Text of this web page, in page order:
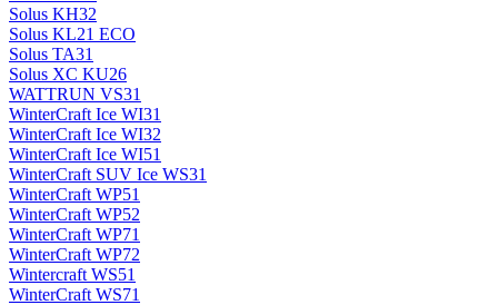
Solus KH32
Solus KL21 ECO
Solus TA31
Solus XC KU26
WATTRUN VS31
WinterCraft Ice WI31
WinterCraft Ice WI32
WinterCraft Ice WI51
WinterCraft SUV Ice WS31
WinterCraft WP51
WinterCraft WP52
WinterCraft WP71
WinterCraft WP72
Wintercraft WS51
WinterCraft WS71